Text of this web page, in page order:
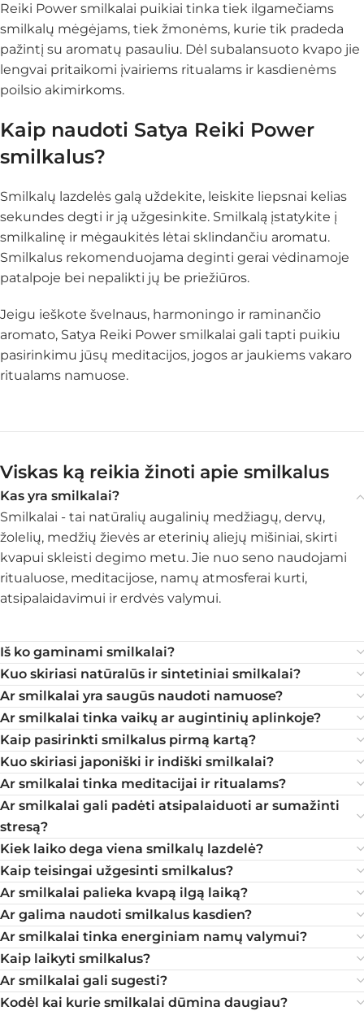
Reiki Power smilkalai puikiai tinka tiek ilgamečiams
smilkalų mėgėjams, tiek žmonėms, kurie tik pradeda
pažintį su aromatų pasauliu. Dėl subalansuoto kvapo jie
lengvai pritaikomi įvairiems ritualams ir kasdienėms
poilsio akimirkoms.
Kaip naudoti Satya Reiki Power
smilkalus?
Smilkalų lazdelės galą uždekite, leiskite liepsnai kelias
sekundes degti ir ją užgesinkite. Smilkalą įstatykite į
smilkalinę ir mėgaukitės lėtai sklindančiu aromatu.
Smilkalus rekomenduojama deginti gerai vėdinamoje
patalpoje bei nepalikti jų be priežiūros.
Jeigu ieškote švelnaus, harmoningo ir raminančio
aromato, Satya Reiki Power smilkalai gali tapti puikiu
pasirinkimu jūsų meditacijos, jogos ar jaukiems vakaro
ritualams namuose.
Viskas ką reikia žinoti apie smilkalus
Kas yra smilkalai?
Smilkalai - tai natūralių augalinių medžiagų, dervų,
žolelių, medžių žievės ar eterinių aliejų mišiniai, skirti
kvapui skleisti degimo metu. Jie nuo seno naudojami
ritualuose, meditacijose, namų atmosferai kurti,
atsipalaidavimui ir erdvės valymui.
Iš ko gaminami smilkalai?
Kuo skiriasi natūralūs ir sintetiniai smilkalai?
Ar smilkalai yra saugūs naudoti namuose?
Ar smilkalai tinka vaikų ar augintinių aplinkoje?
Kaip pasirinkti smilkalus pirmą kartą?
Kuo skiriasi japoniški ir indiški smilkalai?
Ar smilkalai tinka meditacijai ir ritualams?
Ar smilkalai gali padėti atsipalaiduoti ar sumažinti
stresą?
Kiek laiko dega viena smilkalų lazdelė?
Kaip teisingai užgesinti smilkalus?
Ar smilkalai palieka kvapą ilgą laiką?
Ar galima naudoti smilkalus kasdien?
Ar smilkalai tinka energiniam namų valymui?
Kaip laikyti smilkalus?
Ar smilkalai gali sugesti?
Kodėl kai kurie smilkalai dūmina daugiau?